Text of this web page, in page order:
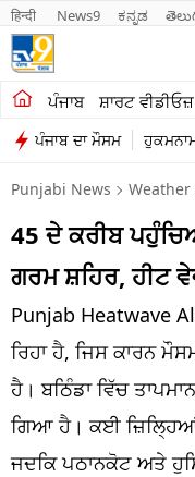
हिन्दी News9 ಕನ್ನಡ
ਪੰਜਾਬ ਸ਼ਾਰਟ ਵੀਡੀਓਜ਼
ਪੰਜਾਬ ਦਾ ਮੌਸਮ
ਖੇਤੀਬਾੜੀ
ਸ਼ਾਰਟ ਵੀਡੀਓਜ਼
ਕਾਰੋਬਾਰ
ਕਰਿਅਰ
ਦੇਸ਼
ਲਾਈਫ ਸਟਾਈਲ
ਪੰਜਾਬ
Punjabi News Weather
45 ਦੇ ਕਰੀਬ
ਗਰਮ ਸ਼ਹਿਰ, ਹੀਟ
Punjab Heatwave
ਰਿਹਾ ਹੈ, ਜਿਸ ਕਾਰਨ
ਹੈ। ਬਠਿੰਡਾ ਵਿੱਚ
ਗਿਆ ਹੈ। ਕਈ ਜ਼ਿਲ੍ਹਿਆਂ
ਜਦਕਿ ਪਠਾਨਕੋਟ ਅਤੇ